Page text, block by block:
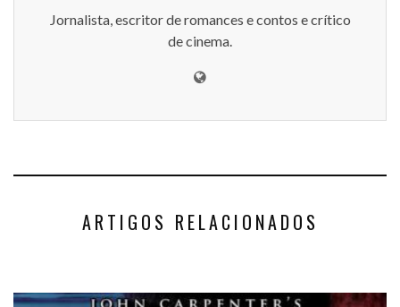
Jornalista, escritor de romances e contos e crítico
de cinema.
ARTIGOS RELACIONADOS